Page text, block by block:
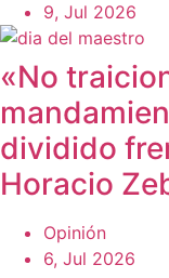
9, Jul 2026
«No
dividido
Horacio
Opinión
6, Jul 2026